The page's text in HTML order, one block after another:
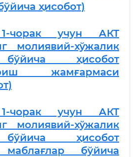
ҳисобот)
чорак учун АКТ
молиявий-хўжалик
ҳисобот
жамғармаси
чорак учун АКТ
молиявий-хўжалик
ҳисобот
бўйича